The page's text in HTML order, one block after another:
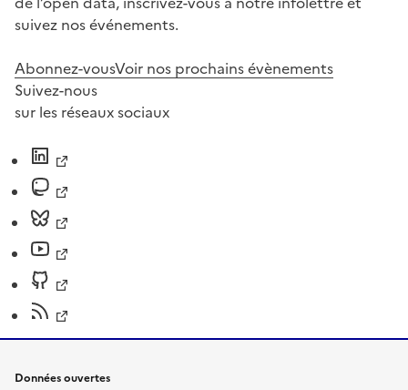
suivez nos événements.
Abonnez-vousVoir nos prochains évènements
Suivez-nous
sur les réseaux sociaux
Données ouvertes